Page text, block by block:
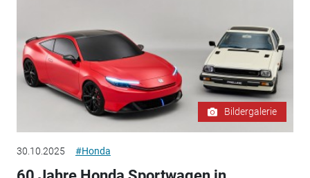
Bildergalerie
30.10.2025 #Honda